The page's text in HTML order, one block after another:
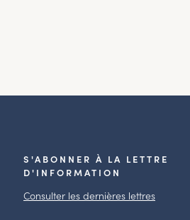
S'ABONNER À LA LETTRE
D'INFORMATION
Consulter les dernières lettres